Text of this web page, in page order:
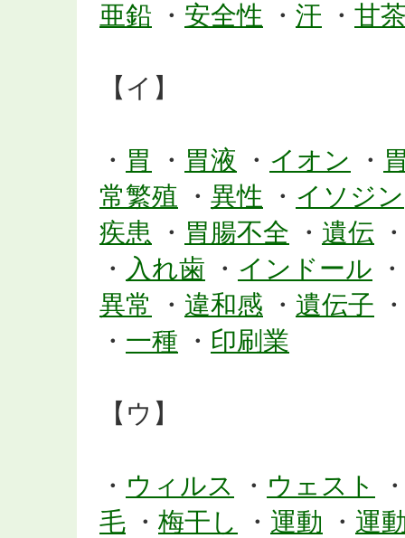
亜鉛 ・ 安全性 ・ 汗 ・ 甘
【イ】
・ 胃 ・ 胃液 ・ イオン ・
常繁殖 ・ 異性 ・ イソジン
疾患 ・ 胃腸不全 ・ 遺伝
・ 入れ歯 ・ インドール ・
異常
・ 違和感 ・ 遺伝子
・ 一種 ・ 印刷業
【ウ】
・ ウィルス ・ ウェスト
毛 ・ 梅干し ・ 運動 ・ 運